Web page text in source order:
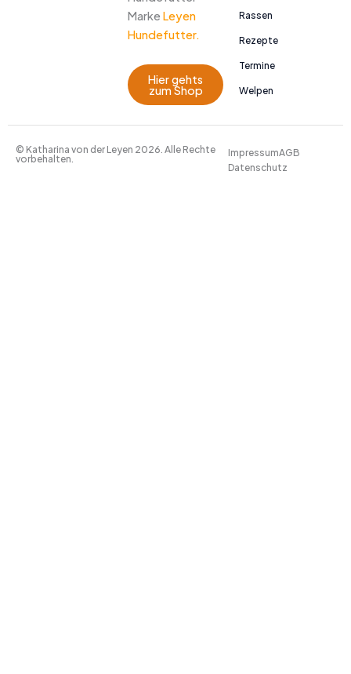
Marke Leyen
Hundefutter.
Hier gehts
zum Shop
Rassen
Rezepte
Termine
Welpen
© Katharina von der Leyen 2026. Alle Rechte
vorbehalten.
ImpressumAGB
Datenschutz